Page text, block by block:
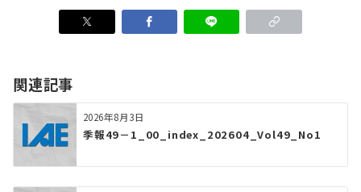
関連記事
2026年8月3日
季報49－1_00_index_202604_Vol49_No1